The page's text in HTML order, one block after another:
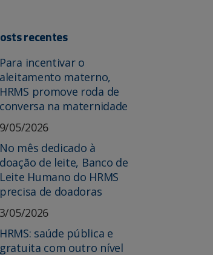
recentes
Para incentivar o
aleitamento materno,
HRMS promove roda de
conversa na maternidade
05/2026
No mês dedicado à
doação de leite, Banco de
Leite Humano do HRMS
precisa de doadoras
05/2026
HRMS: saúde pública e
gratuita com outro nível